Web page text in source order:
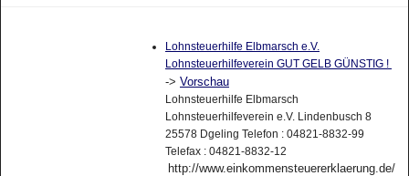
Lohnsteuerhilfe Elbmarsch e.V.
Lohnsteuerhilfeverein GUT GELB GÜNSTIG !
-> Vorschau
Lohnsteuerhilfe Elbmarsch
Lohnsteuerhilfeverein e.V. Lindenbusch 8
25578 Dgeling Telefon : 04821-8832-99
Telefax : 04821-8832-12
http://www.einkommensteuererklaerung.de/